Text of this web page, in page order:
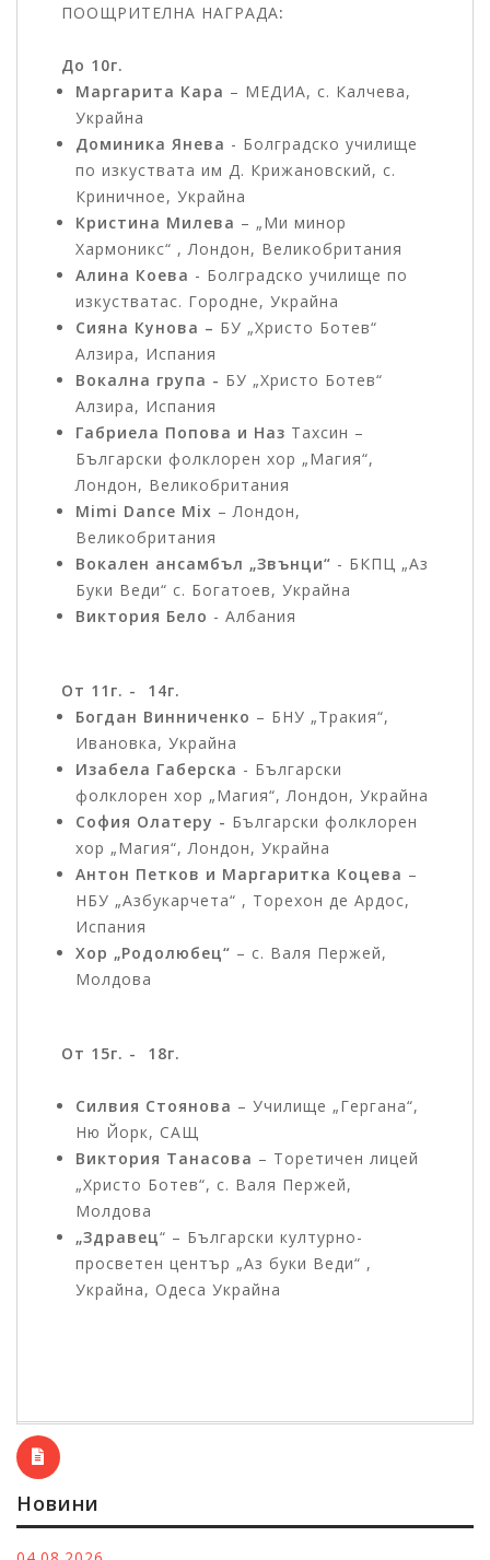
ПООЩРИТЕЛНА НАГРАДА:
До 10г.
Маргарита Кара – МЕДИА, с. Калчева,
Украйна
Доминика Янева - Болградско училище
по изкуствата им Д. Крижановский, с.
Криничное, Украйна
Кристина Милева – „Ми минор
Хармоникс“ , Лондон, Великобритания
Алина Коева - Болградско училище по
изкустватас. Городне, Украйна
Сияна Кунова – БУ „Христо Ботев“
Алзира, Испания
Вокална група - БУ „Христо Ботев“
Алзира, Испания
Габриела Попова и Наз Тахсин –
Български фолклорен хор „Магия“,
Лондон, Великобритания
Mimi Dance Mix – Лондон,
Великобритания
Вокален ансамбъл „Звънци“ - БКПЦ „Аз
Буки Веди“ с. Богатоев, Украйна
Виктория Бело - Албания
От 11г. - 14г.
Богдан Винниченко – БНУ „Тракия“,
Ивановка, Украйна
Изабела Габерска - Български
фолклорен хор „Магия“, Лондон, Украйна
София Олатеру - Български фолклорен
хор „Магия“, Лондон, Украйна
Антон Петков и Маргаритка Коцева –
НБУ „Азбукарчета“ , Торехон де Ардос,
Испания
Хор „Родолюбец“ – с. Валя Пержей,
Молдова
От 15г. - 18г.
Силвия Стоянова – Училище „Гергана“,
Ню Йорк, САЩ
Виктория Танасова – Торетичен лицей
„Христо Ботев“, с. Валя Пержей,
Молдова
„Здравец“ – Български културно-
просветен център „Аз буки Веди“ ,
Украйна, Одеса Украйна
Новини